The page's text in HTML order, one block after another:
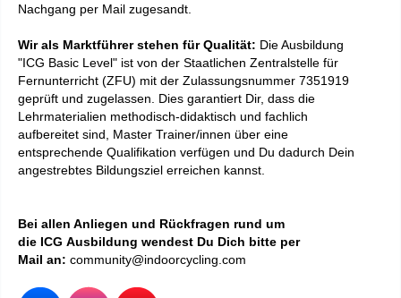
Nachgang per Mail zugesandt.
Wir als Marktführer stehen für Qualität: Die Ausbildung
"ICG Basic Level" ist von der Staatlichen Zentralstelle für
Fernunterricht (ZFU) mit der Zulassungsnummer 7351919
geprüft und zugelassen. Dies garantiert Dir, dass die
Lehrmaterialien methodisch-didaktisch und fachlich
aufbereitet sind, Master Trainer/innen über eine
entsprechende Qualifikation verfügen und Du dadurch Dein
angestrebtes Bildungsziel erreichen kannst.
Bei allen Anliegen und Rückfragen rund um
die ICG Ausbildung wendest Du Dich bitte per
Mail an: community@indoorcycling.com